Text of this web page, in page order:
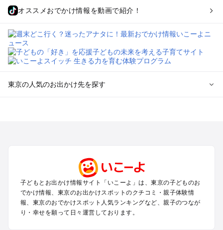
オススメおでかけ情報を動画で紹介！
東京の人気のお出かけ先を探す
町田・相模原・愛川・上野原のプールお出かけ
渋谷・原宿・恵比寿・中目黒・自由が丘のプールお出かけ
池袋・赤羽・王子・巣鴨・目白・石神井のプールお出かけ
新宿・高田馬場・代々木・千駄ヶ谷のプールお出かけ
銀座・丸の内・日本橋・有楽町・築地・月島のプールお出かけ
子どもとお出かけ情報サイト「いこーよ」は、東京の子どものお
でかけ情報、東京のお出かけスポットのクチコミ・親子体験情
報、東京のおでかけスポット人気ランキングなど、親子のつなが
り・幸せを願って日々運営しております。